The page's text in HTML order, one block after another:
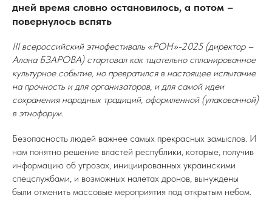
дней время словно остановилось, а потом –
повернулось вспять
III всероссийский этнофестиваль «РОН»-2025 (директор –
Алана БЗАРОВА) стартовал как тщательно спланированное
культурное событие, но превратился в настоящее испытание
на прочность и для организаторов, и для самой идеи
сохранения народных традиций, оформленной (упакованной)
в этнофорум.
Безопасность людей важнее самых прекрасных замыслов. И
нам понятно решение властей республики, которые, получив
информацию об угрозах, инициированных украинскими
спецслужбами, и возможных налетах дронов, вынуждены
были отменить массовые мероприятия под открытым небом.